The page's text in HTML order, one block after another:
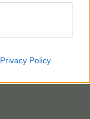
Privacy Policy